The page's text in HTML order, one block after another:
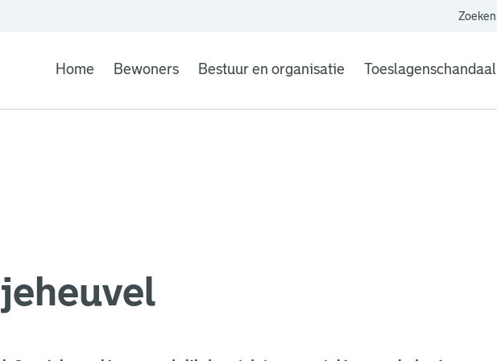
Zoeken
Home Bewoners Bestuur en organisatie Toeslagenschandaal